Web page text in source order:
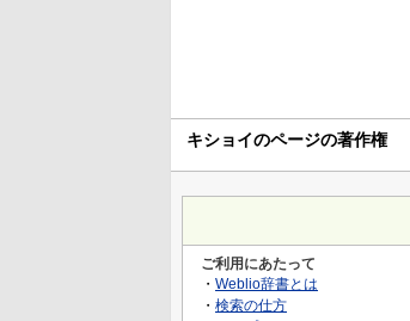
キショイのページの著作権
ご利用にあたって
・ Weblio辞書とは
・ 検索の仕方